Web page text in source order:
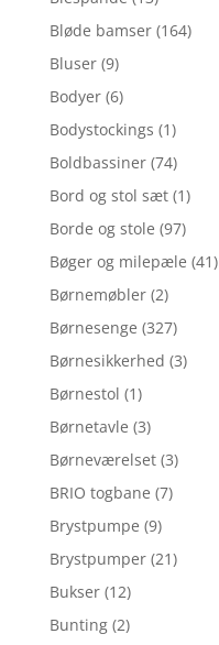
Bløde bamser (164)
Bluser (9)
Bodyer (6)
Bodystockings (1)
Boldbassiner (74)
Bord og stol sæt (1)
Borde og stole (97)
Bøger og milepæle (41)
Børnemøbler (2)
Børnesenge (327)
Børnesikkerhed (3)
Børnestol (1)
Børnetavle (3)
Børneværelset (3)
BRIO togbane (7)
Brystpumpe (9)
Brystpumper (21)
Bukser (12)
Bunting (2)